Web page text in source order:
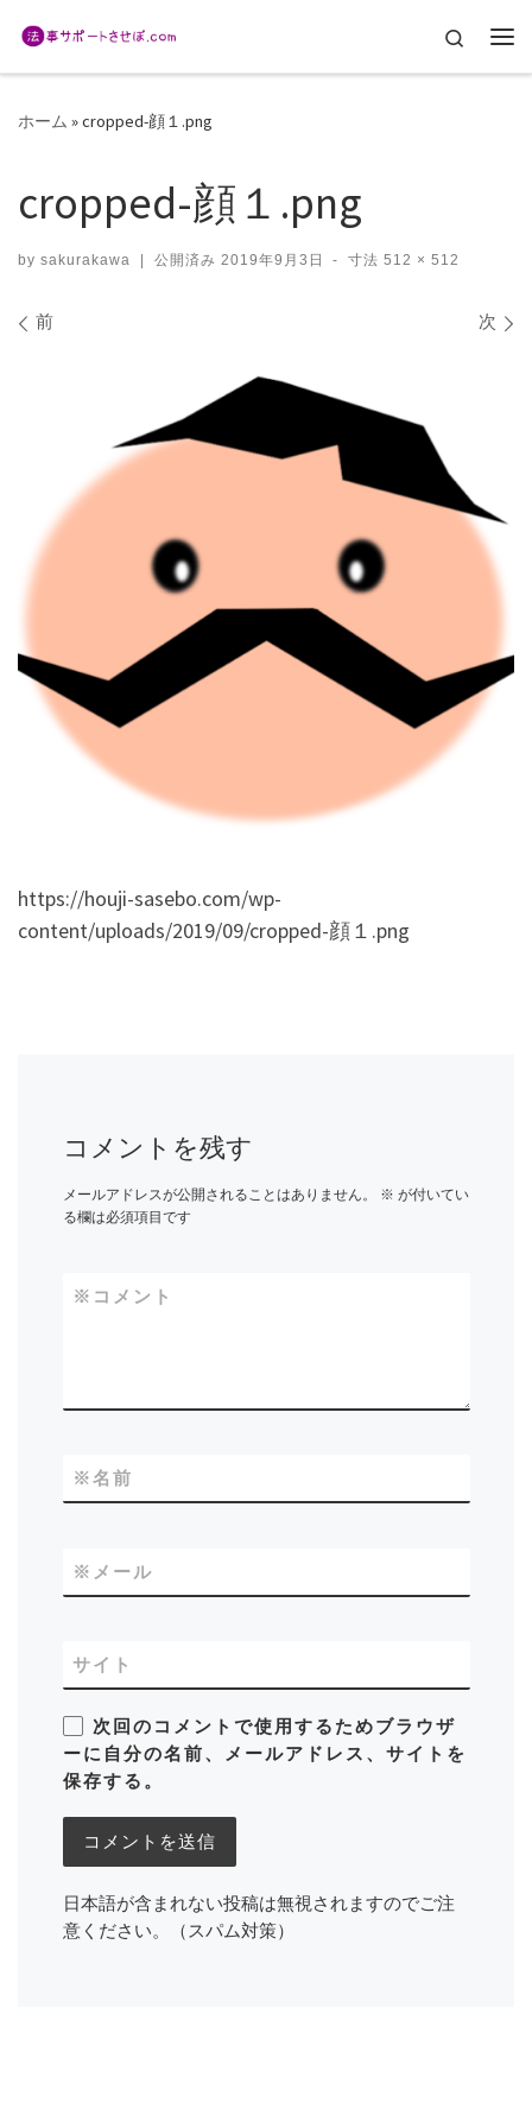
コンテンツへスキップ
Search
ホーム »cropped-顔１.png
cropped-顔１.png
by sakurakawa | 公開済み 2019年9月3日 - 寸法 512 × 512
画像ナビゲーション
前 次
https://houji-sasebo.com/wp-
content/uploads/2019/09/cropped-顔１.png
コメントを残す
メールアドレスが公開されることはありません。 ※ が付いてい
る欄は必須項目です
コメント
※
名前
※
メール
※
サイト
次回のコメントで使用するためブラウザ
ーに自分の名前、メールアドレス、サイトを
保存する。
日本語が含まれない投稿は無視されますのでご注
意ください。（スパム対策）